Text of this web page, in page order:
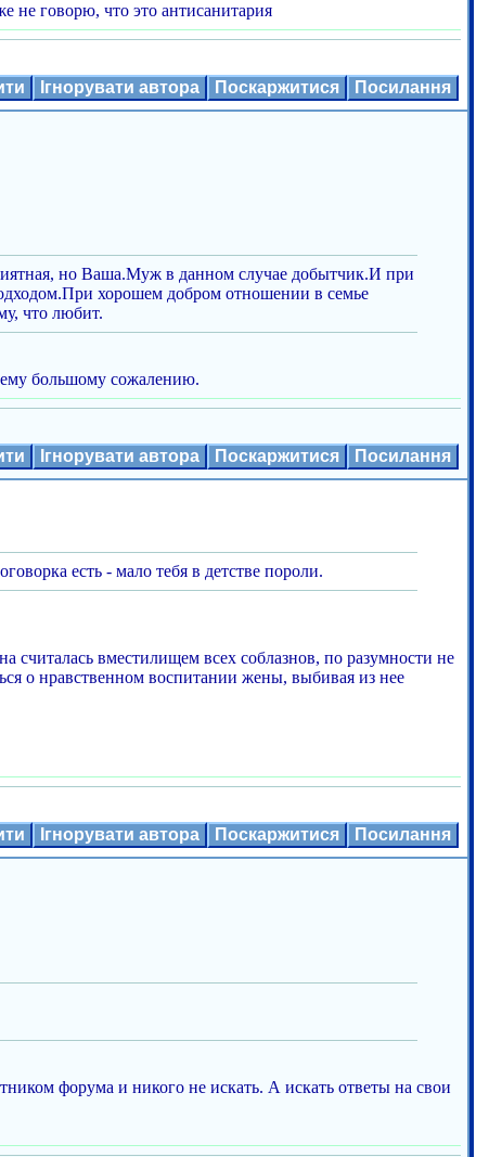
не говорю, что это антисанитария
Ігнорувати автора Поскаржитися Посилання
но Ваша.Муж в данном случае добытчик.И при
хорошем добром отношении в семье
что любит.
большому сожалению.
Ігнорувати автора Поскаржитися Посилання
есть - мало тебя в детстве пороли.
считалась вместилищем всех соблазнов, по разумности не
о нравственном воспитании жены, выбивая из нее
Ігнорувати автора Поскаржитися Посилання
форума и никого не искать. А искать ответы на свои